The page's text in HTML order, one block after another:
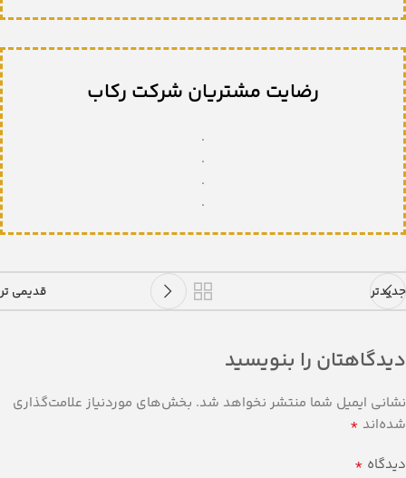
رضایت مشتریان شرکت رکاب
.
.
.
.
جدیدتر قدیمی تر
دیدگاهتان را بنویسید
نشانی ایمیل شما منتشر نخواهد شد. بخش‌های موردنیاز علامت‌گذاری
شده‌اند *
دیدگاه *